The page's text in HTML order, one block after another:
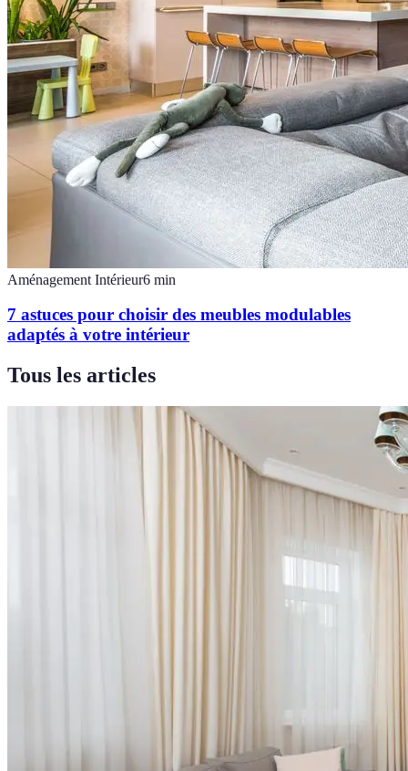
Aménagement Intérieur6 min
7 astuces pour choisir des meubles modulables
adaptés à votre intérieur
Tous les articles